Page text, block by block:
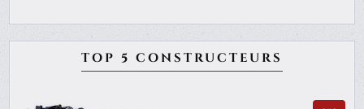
TOP 5 CONSTRUCTEURS